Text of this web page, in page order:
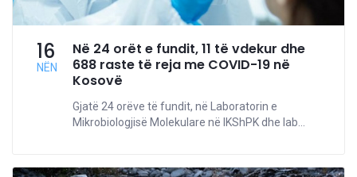
16
NËN
Në 24 orët e fundit, 11 të vdekur dhe
688 raste të reja me COVID-19 në
Kosovë
Gjatë 24 orëve të fundit, në Laboratorin e
Mikrobiologjisë Molekulare në IKShPK dhe lab...